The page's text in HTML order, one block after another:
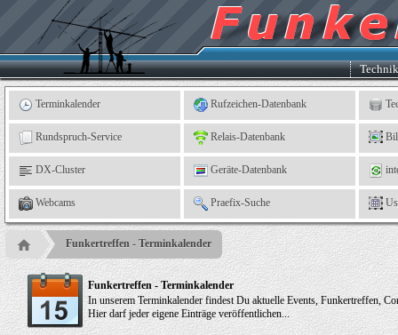
Kleingartenverein
e.
V.,
Leinefelde
Terminkalender Rufzeichen-Datenbank
Rundspruch-Service Relais-Datenbank
DX-Cluster Geräte-Datenbank
Webcams Praefix-Suche
Funkertreffen - Terminkalender
Funkertreffen - Terminkalender
In unserem Terminkalender findest Du aktuelle Events, Funkertreffen,
Hier darf jeder eigene Einträge veröffentlichen...